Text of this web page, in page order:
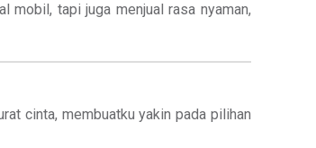
mobil, tapi juga menjual rasa nyaman,
cinta, membuatku yakin pada pilihan